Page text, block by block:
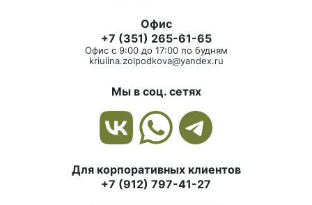
Офис
+7 (351) 265-61-65
Офис с 9:00 до 17:00 по будням
kriulina.zolpodkova@yandex.ru
Мы в соц. сетях
Для корпоративных клиентов
+7 (912) 797-41-27